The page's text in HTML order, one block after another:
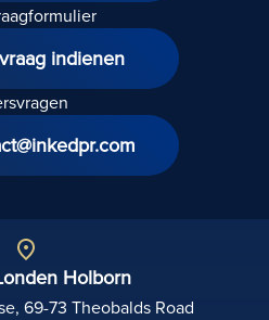
indienen
Holborn
69-73 Theobalds Road